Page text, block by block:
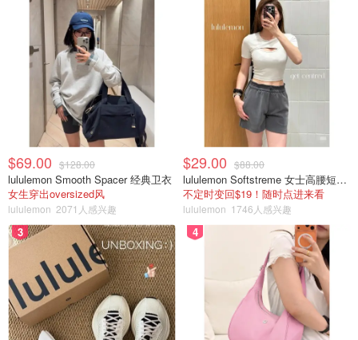
$69.00 $128.00
lululemon Smooth Spacer 经典卫衣
女生穿出oversized风
lululemon 2071人感兴趣
$29.00 $88.00
lululemon Softstreme 女士高腰短裤 10cm
不定时变回$19！随时点进来看
lululemon 1746人感兴趣
3 4